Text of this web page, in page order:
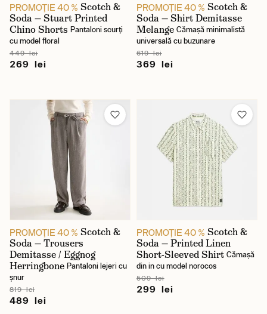
PROMOŢIE 40 % Scotch &
Soda — Stuart Printed
Chino Shorts Pantaloni scurți
cu model floral
449 lei
269 lei
PROMOŢIE 40 % Scotch &
Soda — Shirt Demitasse
Melange Cămașă minimalistă
universală cu buzunare
619 lei
369 lei
PROMOŢIE 40 % Scotch &
Soda — Trousers
Demitasse / Eggnog
Herringbone Pantaloni lejeri cu
șnur
819 lei
489 lei
PROMOŢIE 40 % Scotch &
Soda — Printed Linen
Short-Sleeved Shirt Cămașă
din in cu model norocos
509 lei
299 lei